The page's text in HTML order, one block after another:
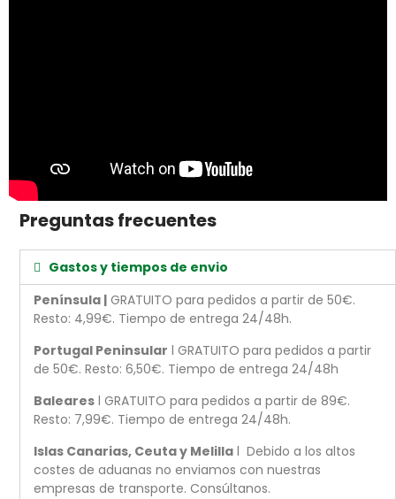
Preguntas frecuentes
Gastos y tiempos de envio
Península | GRATUITO para pedidos a partir de 50€.
Resto: 4,99€. Tiempo de entrega 24/48h.
Portugal Peninsular l GRATUITO para pedidos a partir
de 50€. Resto: 6,50€. Tiempo de entrega 24/48h
Baleares l GRATUITO para pedidos a partir de 89€.
Resto: 7,99€. Tiempo de entrega 24/48h.
Islas Canarias, Ceuta y Melilla l Debido a los altos
costes de aduanas no enviamos con nuestras
empresas de transporte. Consúltanos.